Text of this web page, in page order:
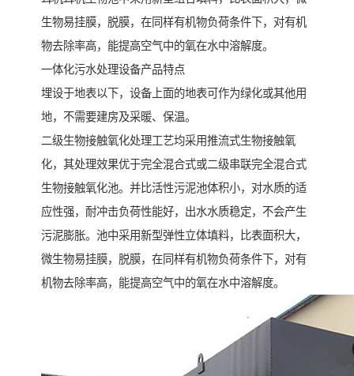
生物易挂膜，脱膜，在同样有机物负荷条件下，对有机
物去除率高，能提高空气中的氧在水中溶解度。
一体化污水处理设备产品特点
埋设于地表以下，设备上面的地表可作为绿化或其他用
地，不需要建房及采暖、保温。
二级生物接触氧化处理工艺均采用推流式生物接触氧
化，其处理效果优于完全混合式或二级串联完全混合式
生物接触氧化池。并比活性污泥池体积小，对水质的适
应性强，耐冲击负荷性能好，出水水质稳定，不会产生
污泥膨胀。池中采用新型弹性立体填料，比表面积大，
微生物易挂膜，脱膜，在同样有机物负荷条件下，对有
机物去除率高，能提高空气中的氧在水中溶解度。